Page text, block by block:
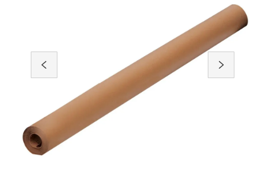
chuveiro
º vaso sanitário
telhas
10 porcelanato acetinado